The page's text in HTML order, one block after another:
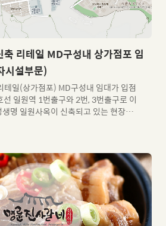
리테일 MD구성내 상가점포 임
시설부문)
테일(상가점포) MD구성내 임대가 입점
일원역 1번출구와 2번, 3번출구로 이
명 일원사옥이 신축되고 있는 현장입
이슈로 자리잡고 있는 삼성생명 일원
여 약국, 찻집, 베이커리, 드럭스토어,
고, 연회/뷔폐 매장, 프리미엄슈퍼/마트
트, 렌즈매장 등의 다체롭고 다양한 리
때 최대규모의 프리미엄 빌딩임은 분
하시는 분들은일반적으로 장을 보기
파이브를 이용하는 것이 불편사항 중